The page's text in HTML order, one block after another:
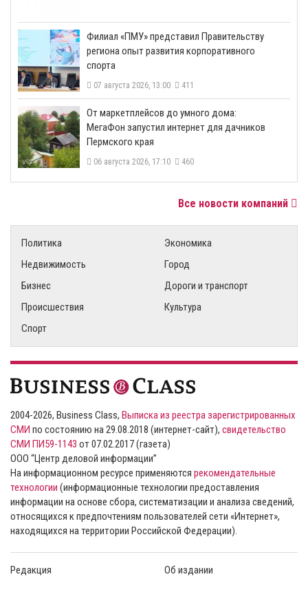
​Филиал «ПМУ» представил Правительству
региона опыт развития корпоративного
спорта
07 августа 2026, 13:00 411
От маркетплейсов до умного дома:
МегаФон запустил интернет для дачников
Пермского края
06 августа 2026, 17:10 460
Все новости компаний
Политика
Экономика
Недвижимость
Город
Бизнес
Дороги и транспорт
Происшествия
Культура
Спорт
2004-2026, Business Class, Выписка из реестра зарегистрированных
СМИ по состоянию на 29.08.2018 (интернет-сайт), свидетельство
СМИ ПИ59-1143 от 07.02.2017 (газета)
ООО “Центр деловой информации”
На информационном ресурсе применяются рекомендательные
технологии (информационные технологии предоставления
информации на основе сбора, систематизации и анализа сведений,
относящихся к предпочтениям пользователей сети «Интернет»,
находящихся на территории Российской Федерации).
Редакция Об издании